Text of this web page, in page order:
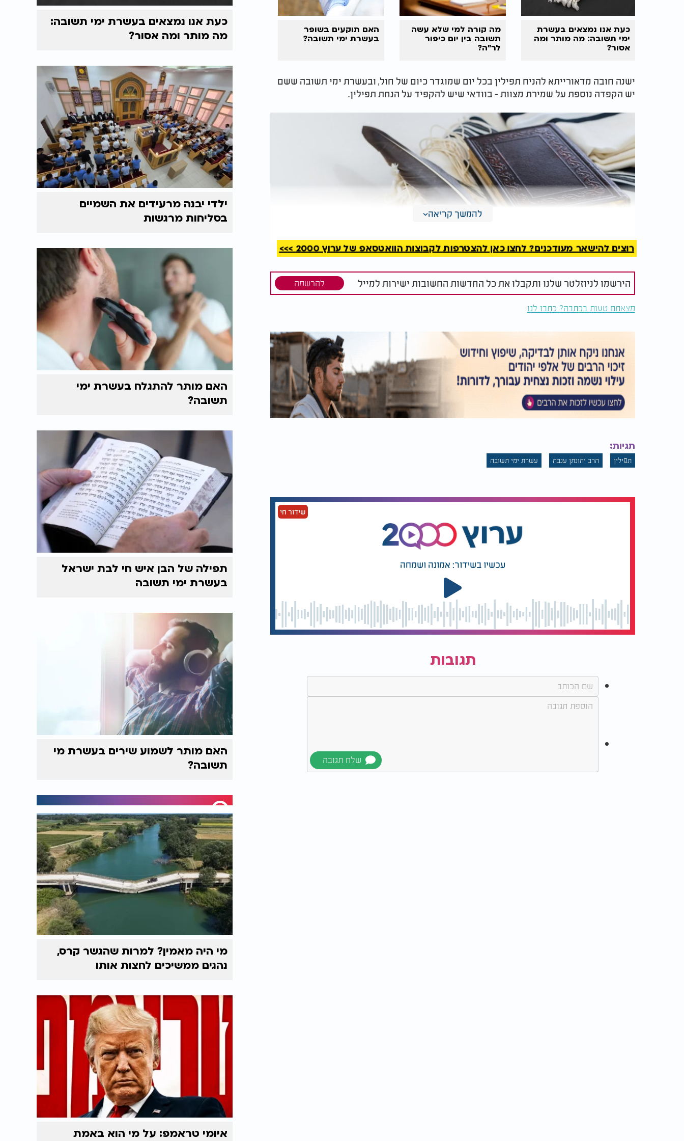
כעת אנו נמצאים בעשרת
ימי תשובה: מה מותר ומה
אסור?
מה קורה למי שלא עשה
תשובה בין יוםכיפור
לר"ה?
האם תוקעים בשופר
בעשרת ימי תשובה?
ישנה חובה מדאורייתא להניח תפילין בכל יום שמוגדר כיום של חול, ובעשרת ימי תשובה ששם
יש הקפדה נוספת על שמירת מצוות - בוודאי שיש להקפיד על הנחת תפילין.
האם מניחים תפילין בעשרת ימי תשובה? תפילין עשרת ימי תשובה - הרב יהונתן ענבה:
להמשך קריאה
רוצים להישאר מעודכנים? לחצו כאן להצטרפות לקבוצות הוואטסאפ של ערוץ 2000 >>>
הירשמו לניוזלטר שלנו ותקבלו את כל החדשות החשובות ישירות למייל להרשמה
מצאתם טעות בכתבה? כתבו לנו
תגיות:
תפילין הרב יהונתן ענבה עשרת ימי תשובה
שידור חי
עכשיו בשידור: אמונה ושמחה
תגובות
כעת אנו נמצאים בעשרת ימי תשובה:
מה מותר ומה אסור?
ילדי יבנה מרעידים את השמיים
בסליחות מרגשות
האם מותר להתגלח בעשרת ימי
תשובה?
תפילה של הבן איש חי לבת ישראל
בעשרת ימי תשובה
האם מותר לשמוע שירים בעשרת מי
תשובה?
מי היה מאמין? למרות שהגשר קרס,
נהגים ממשיכים לחצות אותו
איומי טראמפ: על מי הוא באמת